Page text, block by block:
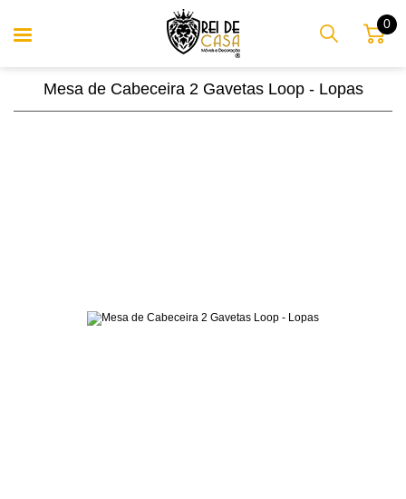
0
Mesa de Cabeceira 2 Gavetas Loop - Lopas